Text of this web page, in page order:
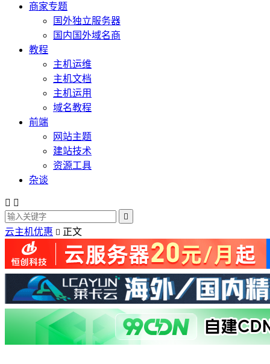
商家专题
国外独立服务器
国内国外域名商
教程
主机运维
主机文档
主机运用
域名教程
前端
网站主题
建站技术
资源工具
杂谈
 

云主机优惠  正文